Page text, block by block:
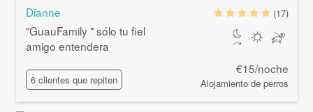
Dianne
"GuauFamily " sólo tu fiel
amigo entendera
6 clientes que repiten
(17)
€15/noche
Alojamiento de perros